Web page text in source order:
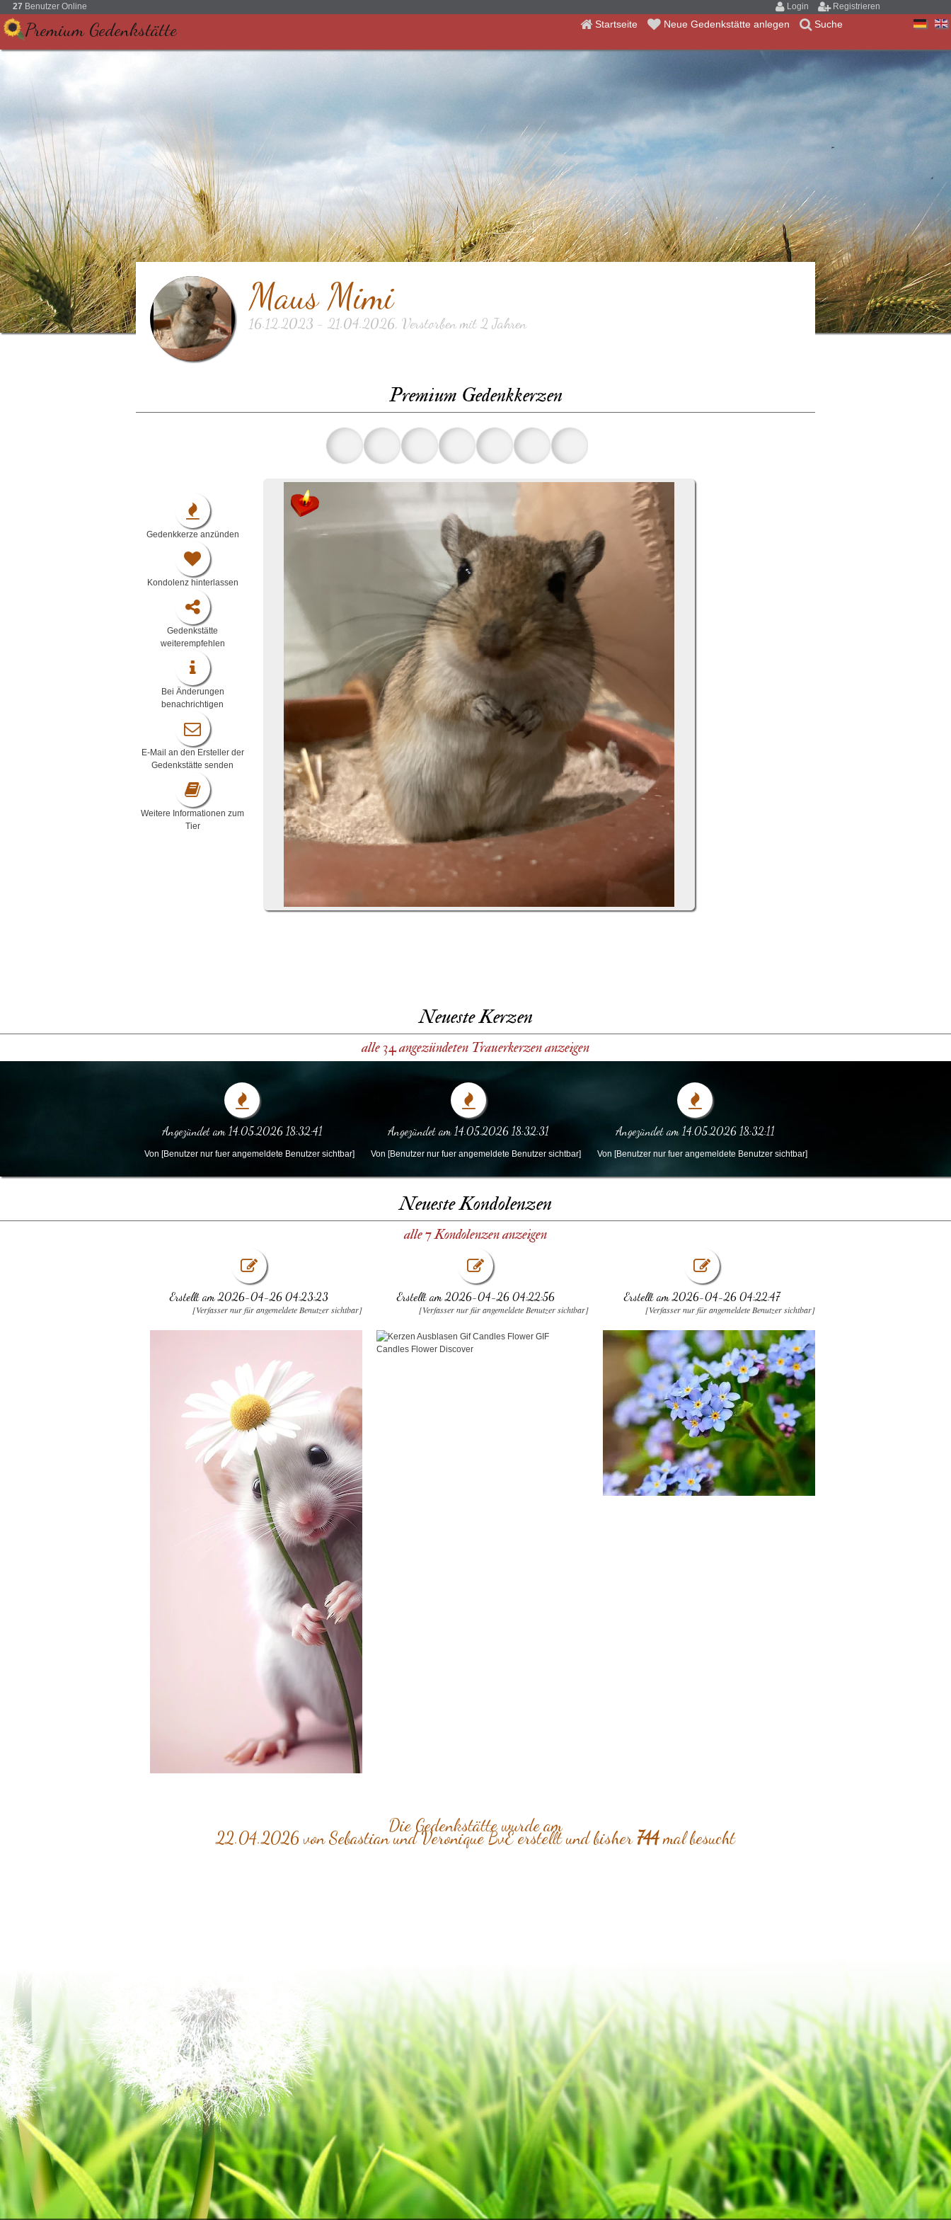
27 Benutzer Online Login Registrieren
Premium Gedenkstätte Startseite Neue Gedenkstätte anlegen Suche
Maus Mimi
16.12.2023 - 21.04.2026, Verstorben mit 2 Jahren
Premium Gedenkkerzen
Gedenkkerze anzünden
Kondolenz hinterlassen
Gedenkstätte
weiterempfehlen
Bei Änderungen
benachrichtigen
E-Mail an den Ersteller der
Gedenkstätte senden
Weitere Informationen zum
Tier
Neueste Kerzen
alle 34 angezündeten Trauerkerzen anzeigen
Angezündet am 14.05.2026 18:32:41
Von [Benutzer nur fuer angemeldete Benutzer sichtbar]
Angezündet am 14.05.2026 18:32:31
Von [Benutzer nur fuer angemeldete Benutzer sichtbar]
Angezündet am 14.05.2026 18:32:11
Von [Benutzer nur fuer angemeldete Benutzer sichtbar]
Neueste Kondolenzen
alle 7 Kondolenzen anzeigen
Erstellt am 2026-04-26 04:23:23
[Verfasser nur für angemeldete Benutzer sichtbar]
Erstellt am 2026-04-26 04:22:56
[Verfasser nur für angemeldete Benutzer sichtbar]
Erstellt am 2026-04-26 04:22:47
[Verfasser nur für angemeldete Benutzer sichtbar]
Die Gedenkstätte wurde am
22.04.2026 von Sebastian und Veronique BvE erstellt und bisher 744mal besucht